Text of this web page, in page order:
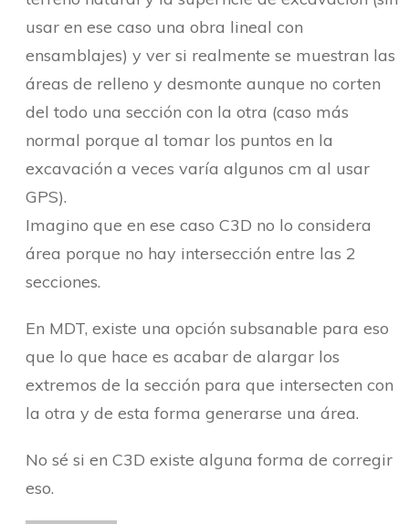
usar en ese caso una obra lineal con
ensamblajes) y ver si realmente se muestran las
áreas de relleno y desmonte aunque no corten
del todo una sección con la otra (caso más
normal porque al tomar los puntos en la
excavación a veces varía algunos cm al usar
GPS).
Imagino que en ese caso C3D no lo considera
área porque no hay intersección entre las 2
secciones.
En MDT, existe una opción subsanable para eso
que lo que hace es acabar de alargar los
extremos de la sección para que intersecten con
la otra y de esta forma generarse una área.
No sé si en C3D existe alguna forma de corregir
eso.